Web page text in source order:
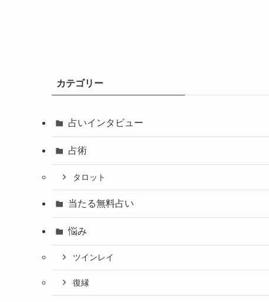
カテゴリー
占いインタビュー
占術
タロット
当たる無料占い
悩み
ツインレイ
復縁